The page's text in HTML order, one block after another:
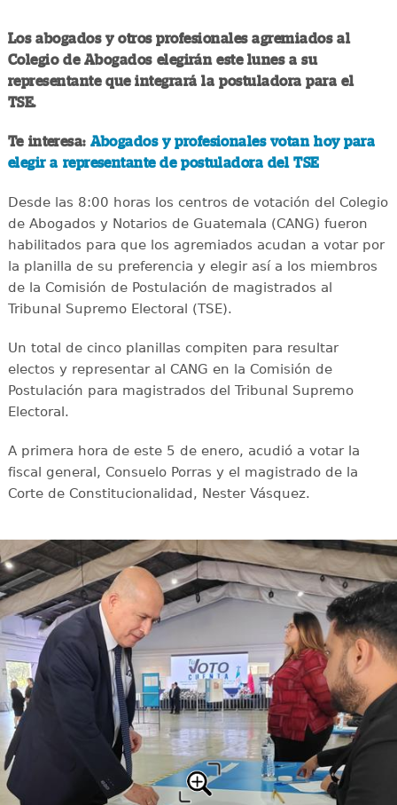
Los abogados y otros profesionales agremiados al
Colegio de Abogados elegirán este lunes a su
representante que integrará la postuladora para el
TSE.
Te interesa:Abogados y profesionales votan hoy para
elegir a representante de postuladora del TSE
Desde las 8:00 horas los centros de votación del Colegio
de Abogados y Notarios de Guatemala (CANG) fueron
habilitados para que los agremiados acudan a votar por
la planilla de su preferencia y elegir así a los miembros
de la Comisión de Postulación de magistrados al
Tribunal Supremo Electoral (TSE).
Un total de cinco planillas compiten para resultar
electos y representar al CANG en la Comisión de
Postulación para magistrados del Tribunal Supremo
Electoral.
A primera hora de este 5 de enero, acudió a votar la
fiscal general, Consuelo Porras y el magistrado de la
Corte de Constitucionalidad, Nester Vásquez.